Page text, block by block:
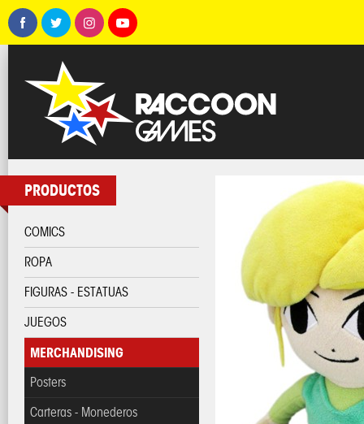
PRODUCTOS
COMICS
ROPA
FIGURAS - ESTATUAS
JUEGOS
MERCHANDISING
Posters
Carteras - Monederos